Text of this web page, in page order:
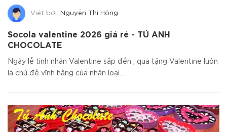
Viết bởi: Nguyễn Thị Hồng
Socola valentine 2026 giá rẻ - TÚ ANH
CHOCOLATE
Ngày lễ tình nhân Valentine sắp đến , quà tặng Valentine luôn
là chủ đề vĩnh hằng của nhân loại...